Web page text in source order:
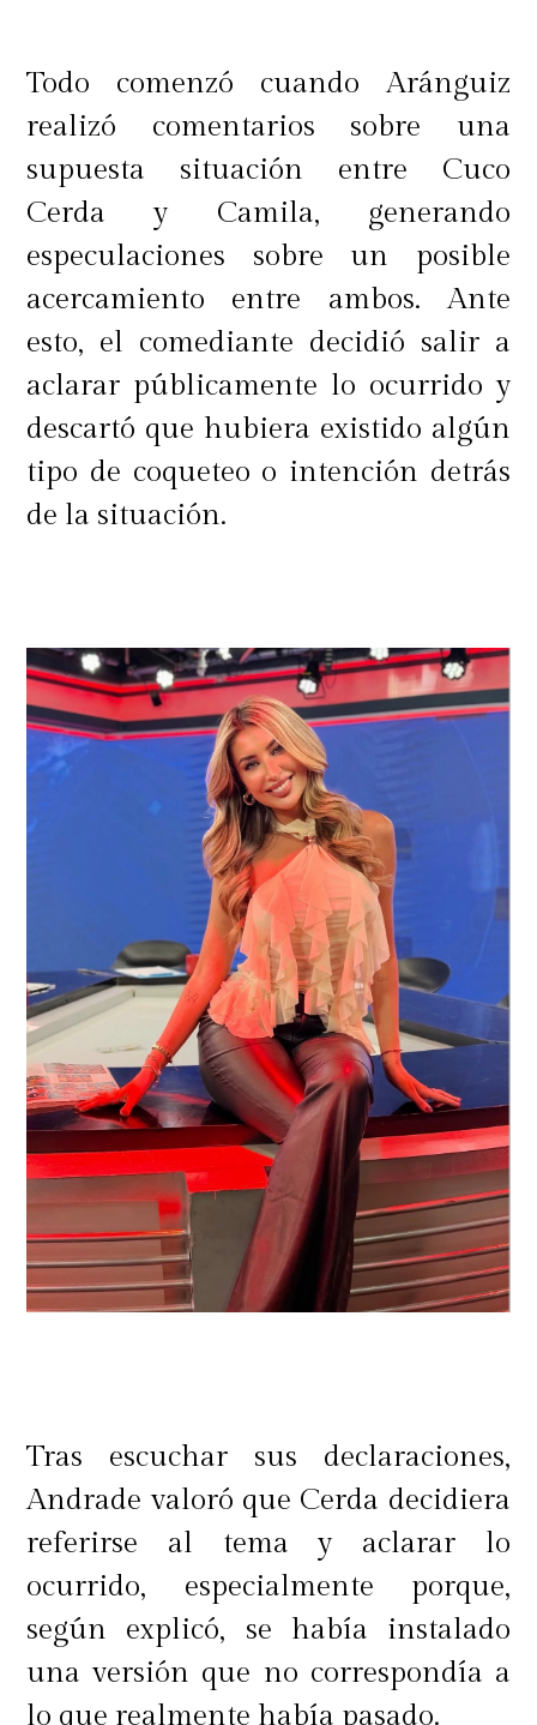
Todo comenzó cuando Aránguiz
realizó comentarios sobre una
supuesta situación entre Cuco
Cerda y Camila, generando
especulaciones sobre un posible
acercamiento entre ambos. Ante
esto, el comediante decidió salir a
aclarar públicamente lo ocurrido y
descartó que hubiera existido algún
tipo de coqueteo o intención detrás
de la situación.
Tras escuchar sus declaraciones,
Andrade valoró que Cerda decidiera
referirse al tema y aclarar lo
ocurrido, especialmente porque,
según explicó, se había instalado
una versión que no correspondía a
lo que realmente había pasado.